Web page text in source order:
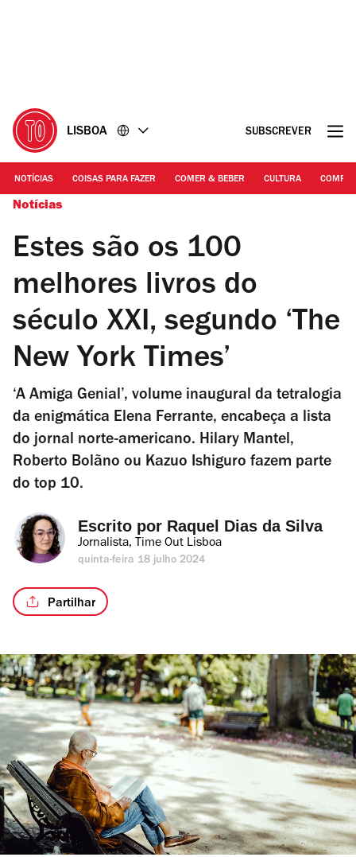
LISBOA SUBSCREVER
NOTÍCIAS COISAS PARA FAZER COMER & BEBER CULTURA
Notícias
Estes são os 100
melhores livros do
século XXI, segundo ‘The
New York Times’
‘A Amiga Genial’, volume inaugural da tetralogia
da enigmática Elena Ferrante, encabeça a lista
do jornal norte-americano. Hilary Mantel,
Roberto Bolãno ou Kazuo Ishiguro fazem parte
do top 10.
Escrito por Raquel Dias da Silva
Jornalista, Time Out Lisboa
quinta-feira 18 julho 2024
Partilhar